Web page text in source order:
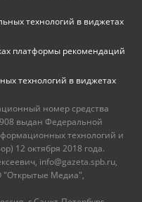
технологий в виджетах
платформы рекомендаций
технологий в виджетах
номер средства
выдан Федеральной
технологий и
12 октября 2018 года.
info@gazeta.spb.ru,
"Открытые Медиа",